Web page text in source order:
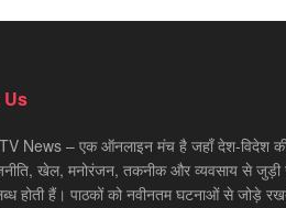
News – एक ऑनलाइन मंच है जहाँ देश-विदेश
खेल, मनोरंजन, तकनीक और व्यवसाय से जुड़ी
होती हैं। पाठकों को नवीनतम घटनाओं से जोड़े